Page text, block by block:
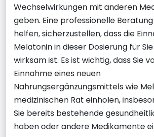
Wechselwirkungen mit anderen
geben. Eine professionelle
helfen, sicherzustellen, dass die
Melatonin in dieser Dosierung für
wirksam ist. Es ist wichtig, dass Sie
Einnahme eines neuen
Nahrungsergänzungsmittels wie
medizinischen Rat einholen,
Sie bereits bestehende
haben oder andere Medikamente